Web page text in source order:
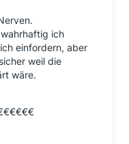
ich
einfordern, aber
weil die
wäre.